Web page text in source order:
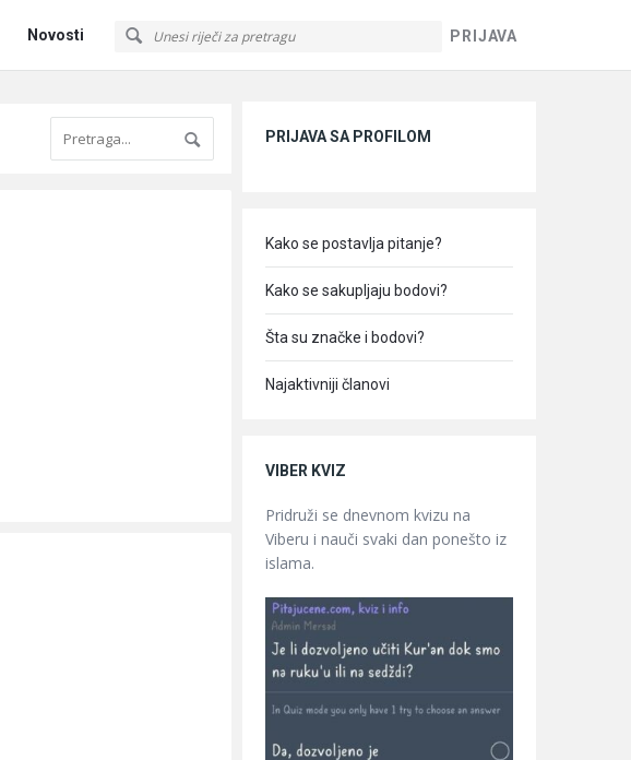
PRIJAVA
Novosti
PRIJAVA SA PROFILOM
Kako se postavlja pitanje?
Kako se sakupljaju bodovi?
Šta su značke i bodovi?
Najaktivniji članovi
VIBER KVIZ
Pridruži se dnevnom kvizu na
Viberu i nauči svaki dan ponešto iz
islama.